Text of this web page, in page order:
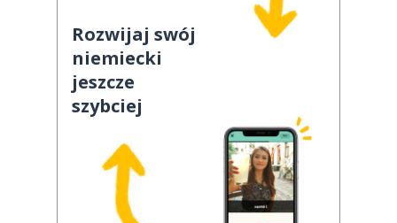
Rozwijaj swój
niemiecki
jeszcze
szybciej